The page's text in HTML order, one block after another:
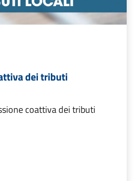
dei tributi
coattiva dei tributi